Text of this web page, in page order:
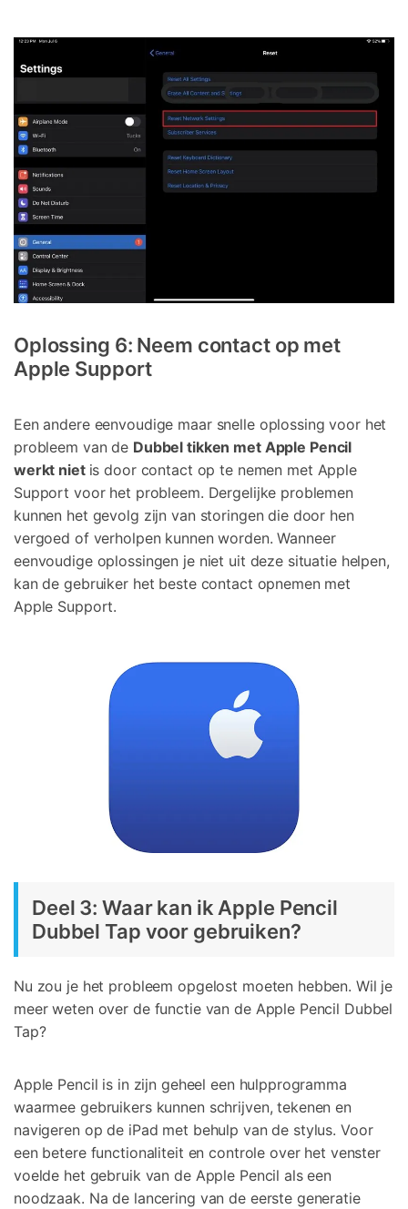
Oplossing 6: Neem contact op met
Apple Support
Een andere eenvoudige maar snelle oplossing voor het
probleem van de Dubbel tikken met Apple Pencil
werkt niet is door contact op te nemen met Apple
Support voor het probleem. Dergelijke problemen
kunnen het gevolg zijn van storingen die door hen
vergoed of verholpen kunnen worden. Wanneer
eenvoudige oplossingen je niet uit deze situatie helpen,
kan de gebruiker het beste contact opnemen met
Apple Support.
Deel 3: Waar kan ik Apple Pencil
Dubbel Tap voor gebruiken?
Nu zou je het probleem opgelost moeten hebben. Wil je
meer weten over de functie van de Apple Pencil Dubbel
Tap?
Apple Pencil is in zijn geheel een hulpprogramma
waarmee gebruikers kunnen schrijven, tekenen en
navigeren op de iPad met behulp van de stylus. Voor
een betere functionaliteit en controle over het venster
voelde het gebruik van de Apple Pencil als een
noodzaak. Na de lancering van de eerste generatie